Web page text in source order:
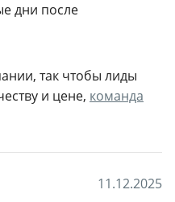
дни после
так чтобы лиды
и цене, команда
11.12.2025